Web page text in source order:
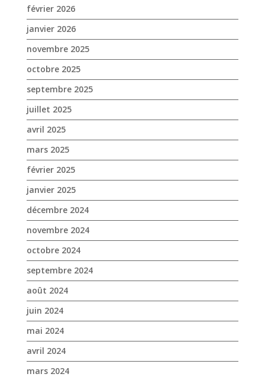
février 2026
janvier 2026
novembre 2025
octobre 2025
septembre 2025
juillet 2025
avril 2025
mars 2025
février 2025
janvier 2025
décembre 2024
novembre 2024
octobre 2024
septembre 2024
août 2024
juin 2024
mai 2024
avril 2024
mars 2024